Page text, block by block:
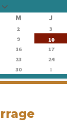
M J
2 3
9 10
16 17
23 24
30 1